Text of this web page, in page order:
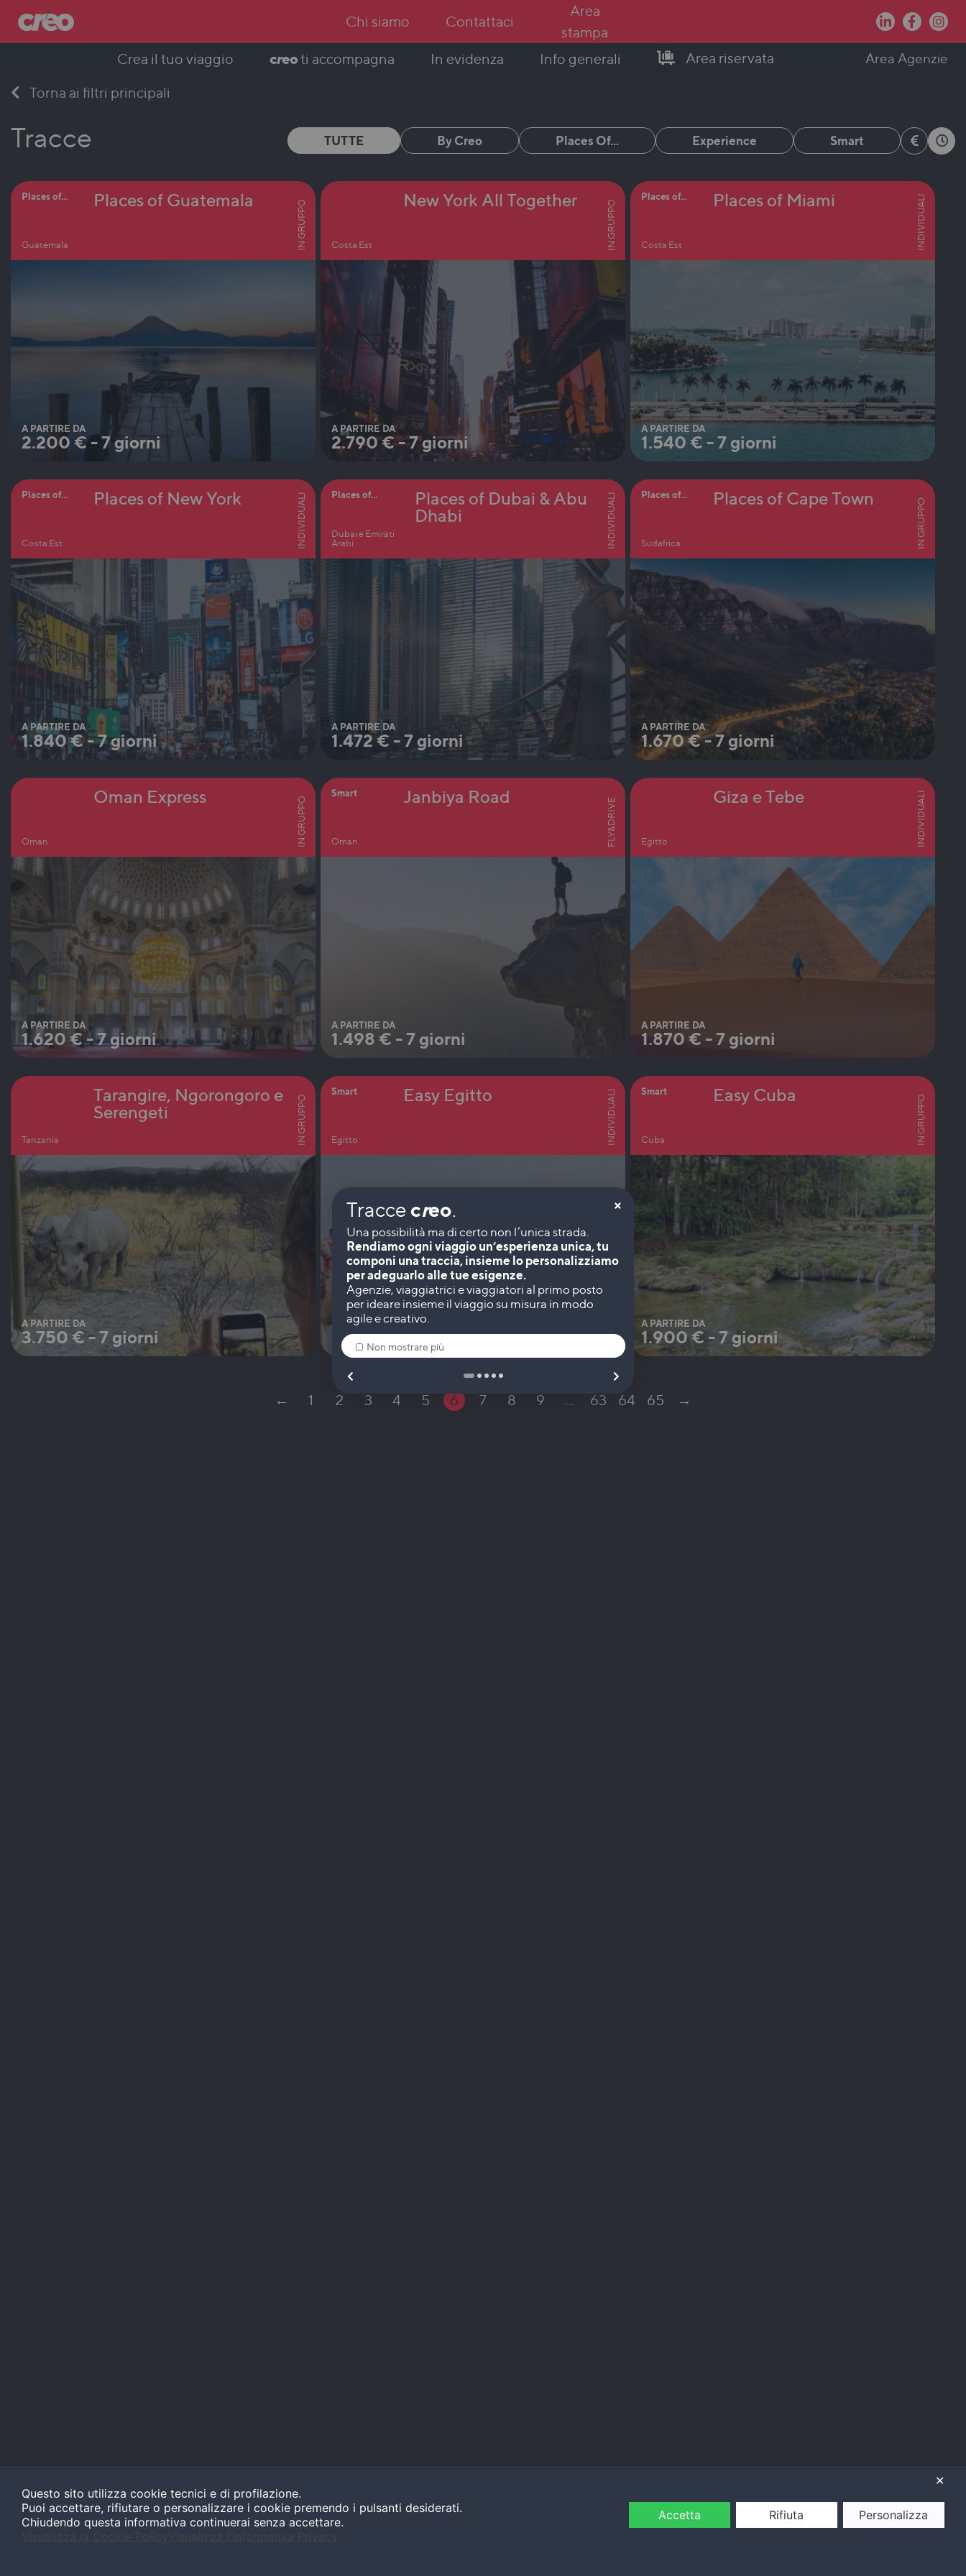
to
Chi siamo Contattaci
Area
stampa
Crea il tuo viaggio
creoti accompagna In evidenza Info generali Area riservata Area Agenzie
Torna ai filtri principali
Tracce TUTTE By Creo Places Of... Experience Smart
Places of...
Guatemala
Places of Guatemala IN GRUPPO
A PARTIRE DA
2.200 €-7 giorni
Costa Est
New York All Together IN GRUPPO
A PARTIRE DA
2.790€-7 giorni
Places of...
Costa Est
Places of Miami INDIVIDUALI
A PARTIRE DA
1.540 € -7 giorni
Places of...
Costa Est
Places of New York INDIVIDUALI
A PARTIRE DA
1.840€-7 giorni
Places of...
Dubai e Emirati
Arabi
Places of Dubai & Abu
Dhabi
INDIVIDUALI
A PARTIRE DA
1.472€ -7 giorni
Places of...
Sudafrica
Places of Cape Town IN GRUPPO
A PARTIRE DA
1.670€-7 giorni
Oman
Oman Express IN GRUPPO
A PARTIRE DA
1.620 €-7 giorni
Smart
Oman
Janbiya Road FLY&DRIVE
A PARTIRE DA
1.498 € -7 giorni
Egitto
Giza e Tebe INDIVIDUALI
A PARTIRE DA
1.870 € -7 giorni
Tanzania
Tarangire, Ngorongoro e
Serengeti
IN GRUPPO
A PARTIRE DA
3.750 €-7 giorni
Smart
Egitto
Easy Egitto INDIVIDUALI
A PARTIRE DA
1.605€-7 giorni
Smart
Cuba
Easy Cuba IN GRUPPO
A PARTIRE DA
1.900€-7 giorni
← 1 2 3 4 5 6 7 8 9 … 63 64 65 →
✕
Questo sito utilizza cookie tecnici e di profilazione.
Puoi accettare, rifiutare o personalizzare i cookie premendo i pulsanti desiderati.
Chiudendo questa informativa continuerai senza accettare.
Accetta Rifiuta Personalizza
Tracce creo. ×
Rendiamo ogni viaggio un’esperienza unica, tu
componi una traccia, insieme lo personalizziamo
per adeguarlo alle tue esigenze.
Non mostrare più